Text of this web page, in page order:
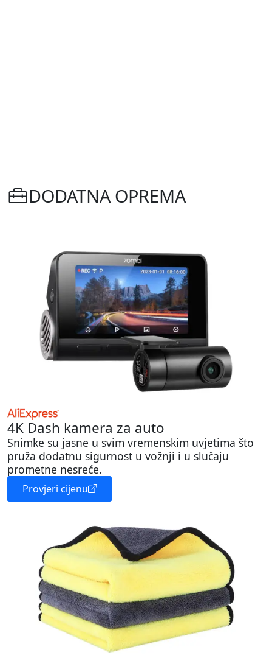
DODATNA OPREMA
4K Dash kamera za auto
Snimke su jasne u svim vremenskim uvjetima što
pruža dodatnu sigurnost u vožnji i u slučaju
prometne nesreće.
Provjeri cijenu